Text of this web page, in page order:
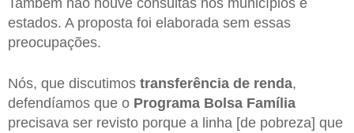
Também não houve consultas nos municípios e
estados. A proposta foi elaborada sem essas
preocupações.
Nós, que discutimos transferência de renda,
defendíamos que o Programa Bolsa Família
precisava ser revisto porque a linha [de pobreza] que